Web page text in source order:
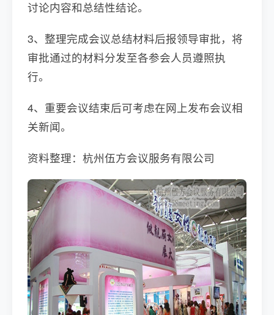
讨论内容和总结性结论。
3、整理完成会议总结材料后报领导审批，将
审批通过的材料分发至各参会人员遵照执
行。
4、重要会议结束后可考虑在网上发布会议相
关新闻。
资料整理：杭州伍方会议服务有限公司